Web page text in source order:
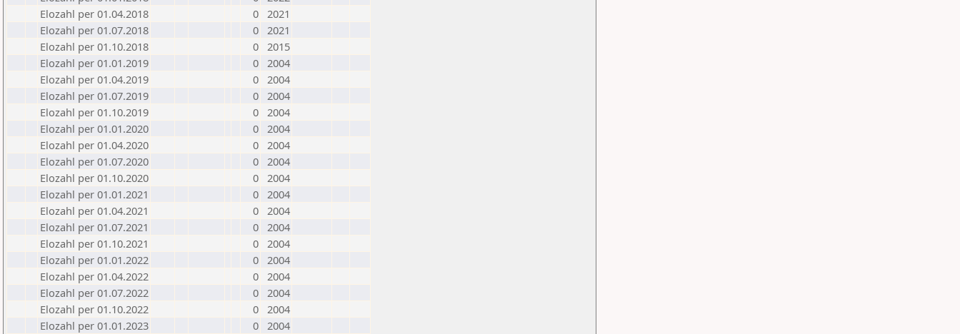
Elozahl per 01.04.2018
0 2021
Elozahl per 01.07.2018
0 2021
Elozahl per 01.10.2018
0 2015
Elozahl per 01.01.2019
0 2004
Elozahl per 01.04.2019
0 2004
Elozahl per 01.07.2019
0 2004
Elozahl per 01.10.2019
0 2004
Elozahl per 01.01.2020
0 2004
Elozahl per 01.04.2020
0 2004
Elozahl per 01.07.2020
0 2004
Elozahl per 01.10.2020
0 2004
Elozahl per 01.01.2021
0 2004
Elozahl per 01.04.2021
0 2004
Elozahl per 01.07.2021
0 2004
Elozahl per 01.10.2021
0 2004
Elozahl per 01.01.2022
0 2004
Elozahl per 01.04.2022
0 2004
Elozahl per 01.07.2022
0 2004
Elozahl per 01.10.2022
0 2004
Elozahl per 01.01.2023
0 2004